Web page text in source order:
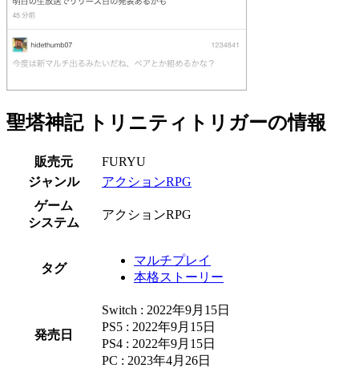
聖塔神記 トリニティトリガーの情報
販売元
FURYU
ジャンル
アクションRPG
ゲーム
システム
アクションRPG
タグ
マルチプレイ
本格ストーリー
発売日
Switch : 2022年9月15日
PS5 : 2022年9月15日
PS4 : 2022年9月15日
PC : 2023年4月26日